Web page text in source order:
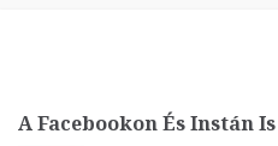
A Facebookon És Instán